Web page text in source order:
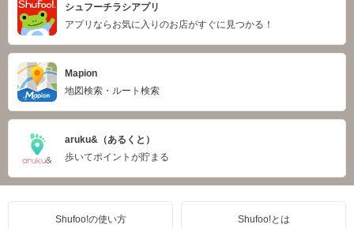
シュフーチラシアプリ
アプリならお気に入りのお店がすぐに見つかる！
Mapion
地図検索・ルート検索
aruku&（あるくと）
歩いてポイントが貯まる
Shufoo!の使い方 Shufoo!とは